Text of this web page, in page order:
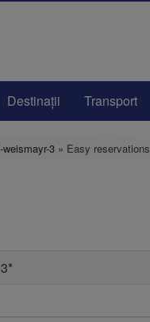
Destinaţii Transport
3 » Easy reservations